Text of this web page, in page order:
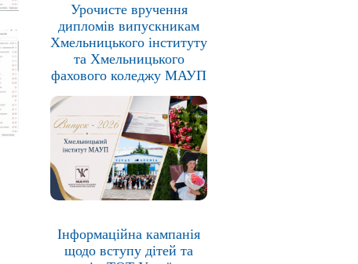
Урочисте вручення
дипломів випускникам
Хмельницького інституту
та Хмельницького
фахового коледжу МАУП
Інформаційна кампанія
щодо вступу дітей та